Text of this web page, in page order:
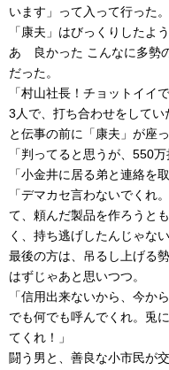
います」って入って行った。
「康夫」はびっくりしたよ
あゝ良かった こんなに多勢
だった。
「村山社長！チョットイイ
3人で、打ち合わせをして
と伝事の前に「康夫」が座っ
「判ってると思うが、550
「小金井に居る弟と連絡を
「デマカセ言わないでくれ
て、頼んだ製品を作ろうと
く、持ち逃げしたんじゃない
最後の方は、吊るし上げる
はずじゃあと思いつつ。
「信用出来ないから、今か
でも何でも呼んでくれ。兎
てくれ！」
闘う男と、善良な小市民が